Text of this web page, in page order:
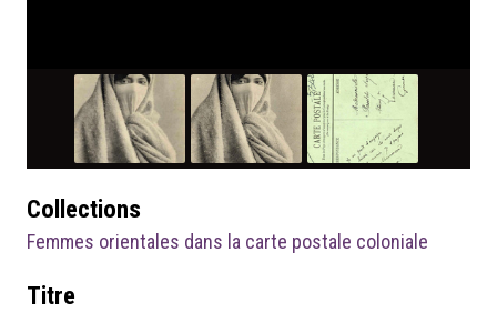
Collections
Femmes orientales dans la carte postale coloniale
Titre